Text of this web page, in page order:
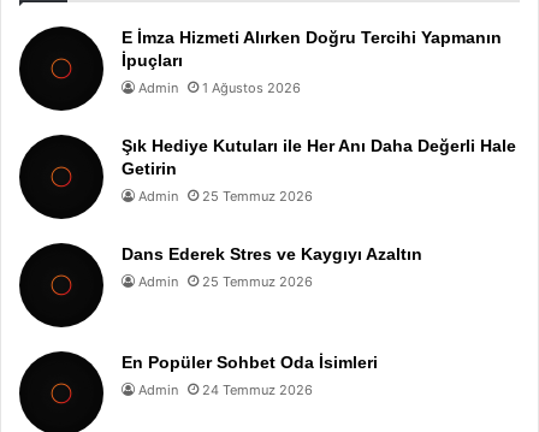
E İmza Hizmeti Alırken Doğru Tercihi Yapmanın
İpuçları
Admin 1 Ağustos 2026
Şık Hediye Kutuları ile Her Anı Daha Değerli Hale
Getirin
Admin 25 Temmuz 2026
Dans Ederek Stres ve Kaygıyı Azaltın
Admin 25 Temmuz 2026
En Popüler Sohbet Oda İsimleri
Admin 24 Temmuz 2026